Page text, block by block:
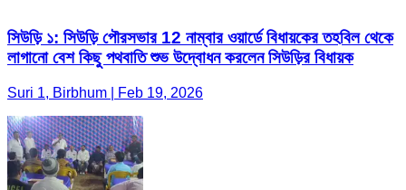
সিউড়ি ১: সিউড়ি পৌরসভার 12 নাম্বার ওয়ার্ডে বিধায়কের তহবিল থেকে
লাগানো বেশ কিছু পথবাতি শুভ উদ্বোধন করলেন সিউড়ির বিধায়ক
Suri 1, Birbhum | Feb 19, 2026